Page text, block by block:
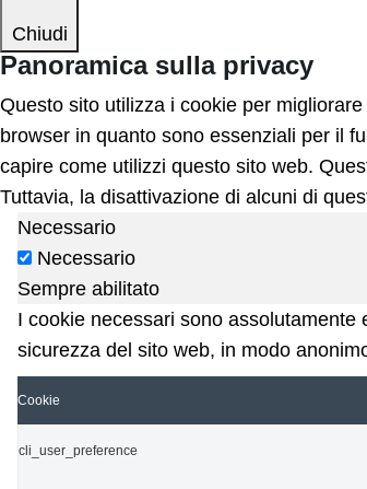
Chiudi
Panoramica sulla privacy
Questo sito utilizza i cookie per
browser in quanto sono essenziali per il
capire come utilizzi questo sito web.
Tuttavia, la disattivazione di alcuni di
Necessario
Necessario
Sempre abilitato
I cookie necessari sono
sicurezza del sito web, in modo
Cookie
cli_user_preference